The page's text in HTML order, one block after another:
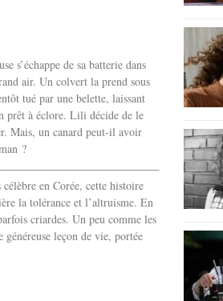
s’échappe de sa batterie dans
air. Un colvert la prend sous
tué par une belette, laissant
prêt à éclore. Lili décide de le
Mais, un canard peut-il avoir
?
en Corée, cette histoire
la tolérance et l’altruisme. En
criardes. Un peu comme les
leçon de vie, portée